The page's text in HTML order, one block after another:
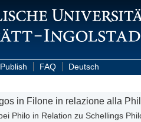
Publish FAQ Deutsch
in Filone in relazione alla
Philo in Relation zu Schellings